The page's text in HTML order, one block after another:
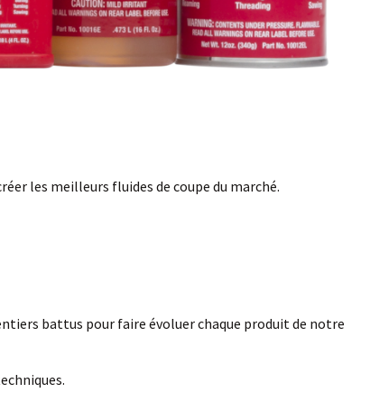
les meilleurs fluides de coupe du marché.
battus pour faire évoluer chaque produit de notre